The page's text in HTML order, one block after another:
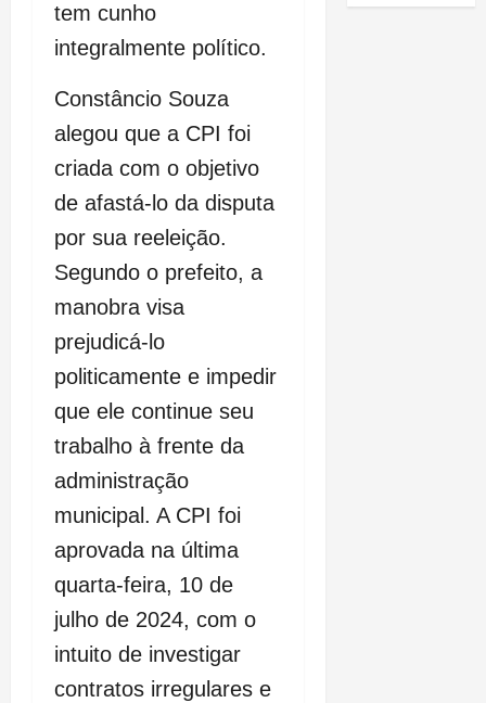
tem cunho
integralmente político.
Constâncio Souza
alegou que a CPI foi
criada com o objetivo
de afastá-lo da disputa
por sua reeleição.
Segundo o prefeito, a
manobra visa
prejudicá-lo
politicamente e impedir
que ele continue seu
trabalho à frente da
administração
municipal. A CPI foi
aprovada na última
quarta-feira, 10 de
julho de 2024, com o
intuito de investigar
contratos irregulares e